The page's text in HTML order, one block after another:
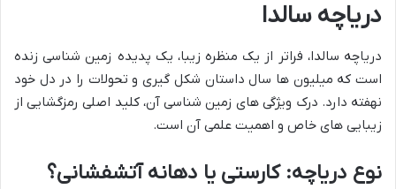
دریاچه سالدا
دریاچه سالدا، فراتر از یک منظره زیبا، یک پدیده زمین شناسی زنده
است که میلیون ها سال داستان شکل گیری و تحولات را در دل خود
نهفته دارد. درک ویژگی های زمین شناسی آن، کلید اصلی رمزگشایی از
زیبایی های خاص و اهمیت علمی آن است.
نوع دریاچه: کارستی یا دهانه آتشفشانی؟